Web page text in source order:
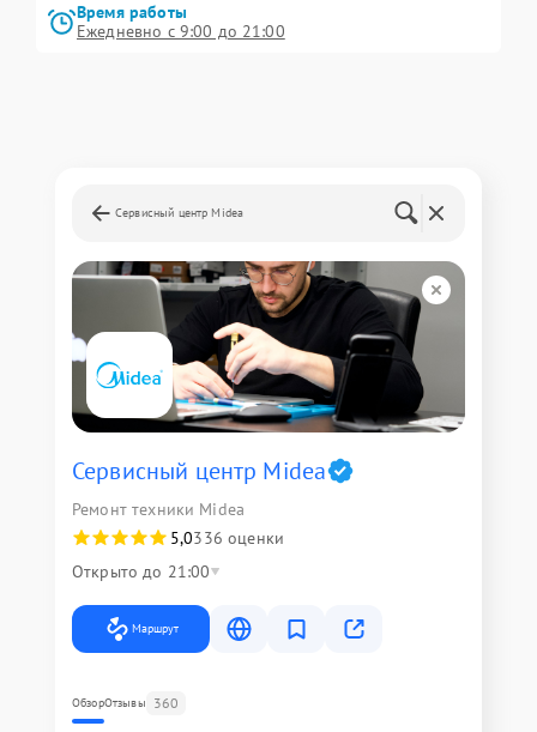
Время работы
Ежедневно с 9:00 до 21:00
Сервисный центр Midea
Сервисный центр Midea
Ремонт техники Midea
5,0336 оценки
Открыто до 21:00
Маршрут
ОбзорОтзывы 360